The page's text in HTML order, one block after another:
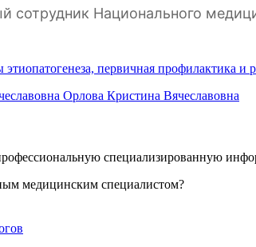
сотрудник Национального
первичная профилактика и
Орлова Кристина Вячеславовна
специализированную
медицинским специалистом?